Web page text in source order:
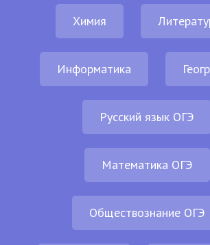
Химия
Информатика
Русский язык ОГЭ
Математика ОГЭ
Обществознание ОГЭ